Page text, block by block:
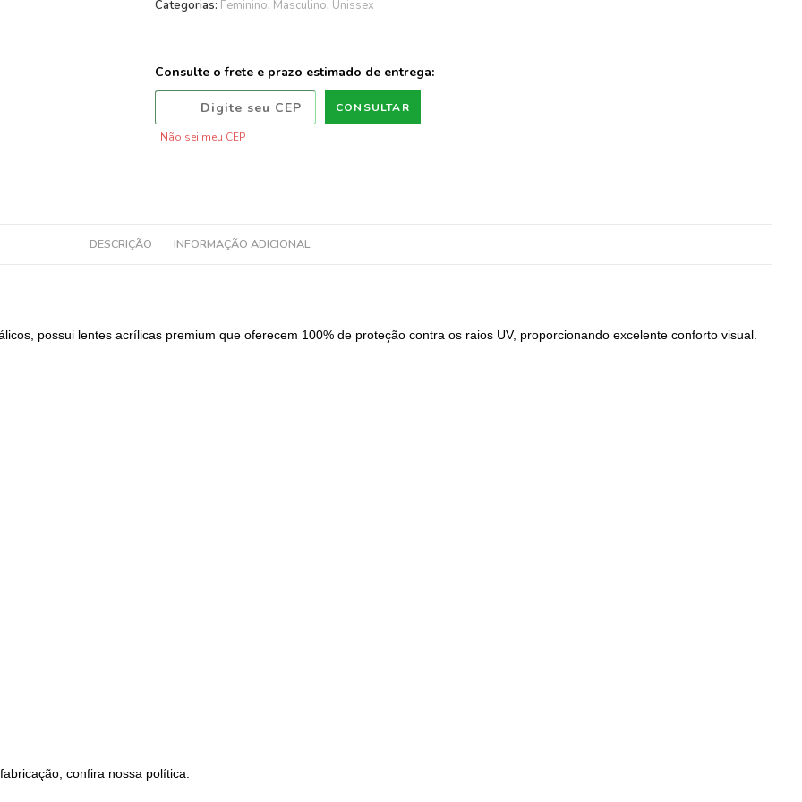
Categorias: Feminino, Masculino, Unissex
Consulte o frete e prazo estimado de entrega:
CONSULTAR
Não sei meu CEP
DESCRIÇÃO INFORMAÇÃO ADICIONAL
possui lentes acrílicas premium que oferecem 100% de proteção contra os raios UV, proporcionando excelente conforto visual.
confira nossa política.